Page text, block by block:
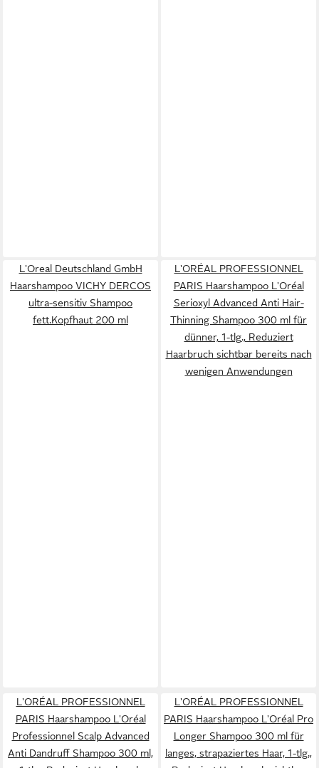
L'Oreal Deutschland GmbH
Haarshampoo VICHY DERCOS
ultra-sensitiv Shampoo
fett.Kopfhaut 200 ml
L'ORÉAL PROFESSIONNEL
PARIS Haarshampoo L'Oréal
Serioxyl Advanced Anti Hair-
Thinning Shampoo 300 ml für
dünner, 1-tlg., Reduziert
Haarbruch sichtbar bereits nach
wenigen Anwendungen
L'ORÉAL PROFESSIONNEL
PARIS Haarshampoo L'Oréal
Professionnel Scalp Advanced
Anti Dandruff Shampoo 300 ml,
L'ORÉAL PROFESSIONNEL
PARIS Haarshampoo L'Oréal Pro
Longer Shampoo 300 ml für
langes, strapaziertes Haar, 1-tlg.,